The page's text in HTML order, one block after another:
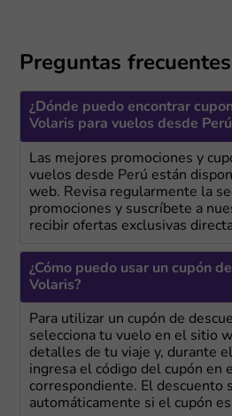
Preguntas
¿Dónde puedo encontrar
Volaris para vuelos desde
Las mejores promociones y
vuelos desde Perú están
web. Revisa regularmente la
promociones y suscríbete a
recibir ofertas exclusivas
¿Cómo puedo usar un cupón
Volaris?
Para utilizar un cupón de
selecciona tu vuelo en el sitio
detalles de tu viaje y, durante
ingresa el código del cupón en
correspondiente. El descuento
automáticamente si el cupón